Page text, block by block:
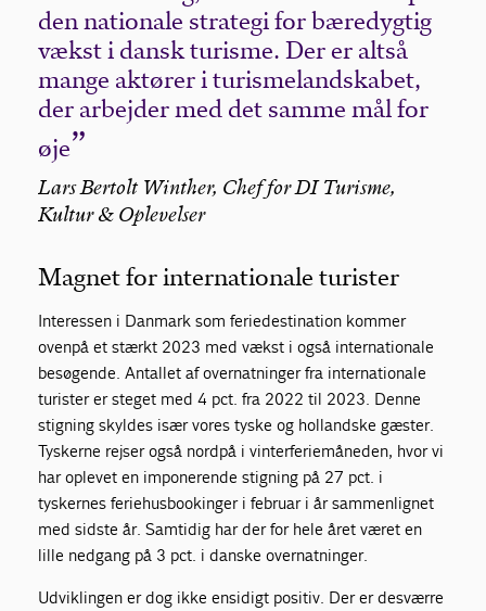
den nationale strategi for bæredygtig
vækst i dansk turisme. Der er altså
mange aktører i turismelandskabet,
der arbejder med det samme mål for
øje
Lars Bertolt Winther, Chef for DI Turisme,
Kultur & Oplevelser
Magnet for internationale turister
Interessen i Danmark som feriedestination kommer
ovenpå et stærkt 2023 med vækst i også internationale
besøgende. Antallet af overnatninger fra internationale
turister er steget med 4 pct. fra 2022 til 2023. Denne
stigning skyldes især vores tyske og hollandske gæster.
Tyskerne rejser også nordpå i vinterferiemåneden, hvor vi
har oplevet en imponerende stigning på 27 pct. i
tyskernes feriehusbookinger i februar i år sammenlignet
med sidste år. Samtidig har der for hele året været en
lille nedgang på 3 pct. i danske overnatninger.
Udviklingen er dog ikke ensidigt positiv. Der er desværre